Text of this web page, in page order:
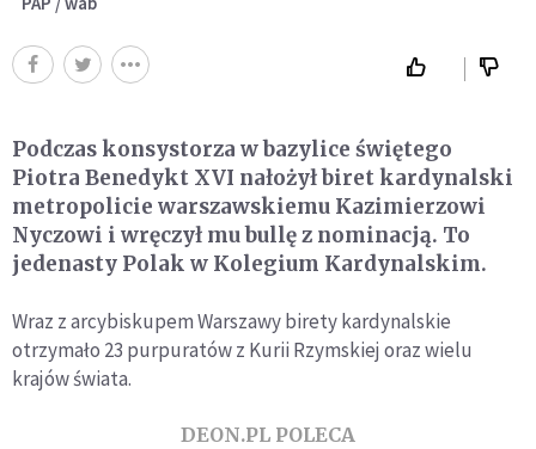
Podczas konsystorza w bazylice świętego
Piotra Benedykt XVI nałożył biret kardynalski
metropolicie warszawskiemu Kazimierzowi
Nyczowi i wręczył mu bullę z nominacją. To
jedenasty Polak w Kolegium Kardynalskim.
Wraz z arcybiskupem Warszawy birety kardynalskie
otrzymało 23 purpuratów z Kurii Rzymskiej oraz wielu
krajów świata.
DEON.PL POLECA